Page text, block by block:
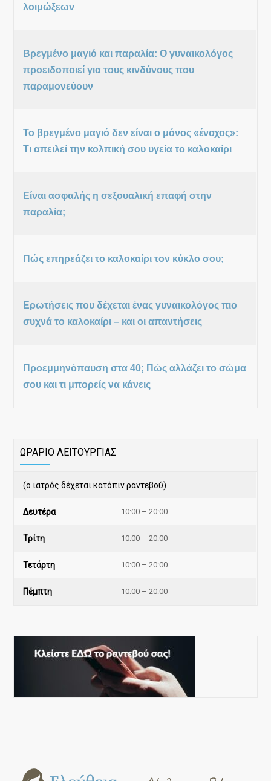
λοιμώξεων
Βρεγμένο μαγιό και παραλία: Ο γυναικολόγος
προειδοποιεί για τους κινδύνους που
παραμονεύουν
Το βρεγμένο μαγιό δεν είναι ο μόνος «ένοχος»:
Τι απειλεί την κολπική σου υγεία το καλοκαίρι
Είναι ασφαλής η σεξουαλική επαφή στην
παραλία;
Πώς επηρεάζει το καλοκαίρι τον κύκλο σου;
Ερωτήσεις που δέχεται ένας γυναικολόγος πιο
συχνά το καλοκαίρι – και οι απαντήσεις
Προεμμηνόπαυση στα 40; Πώς αλλάζει το σώμα
σου και τι μπορείς να κάνεις
ΩΡΑΡΙΟ ΛΕΙΤΟΥΡΓΙΑΣ
(ο ιατρός δέχεται κατόπιν ραντεβού)
Δευτέρα 10:00 – 20:00
Τρίτη 10:00 – 20:00
Τετάρτη 10:00 – 20:00
Πέμπτη 10:00 – 20:00